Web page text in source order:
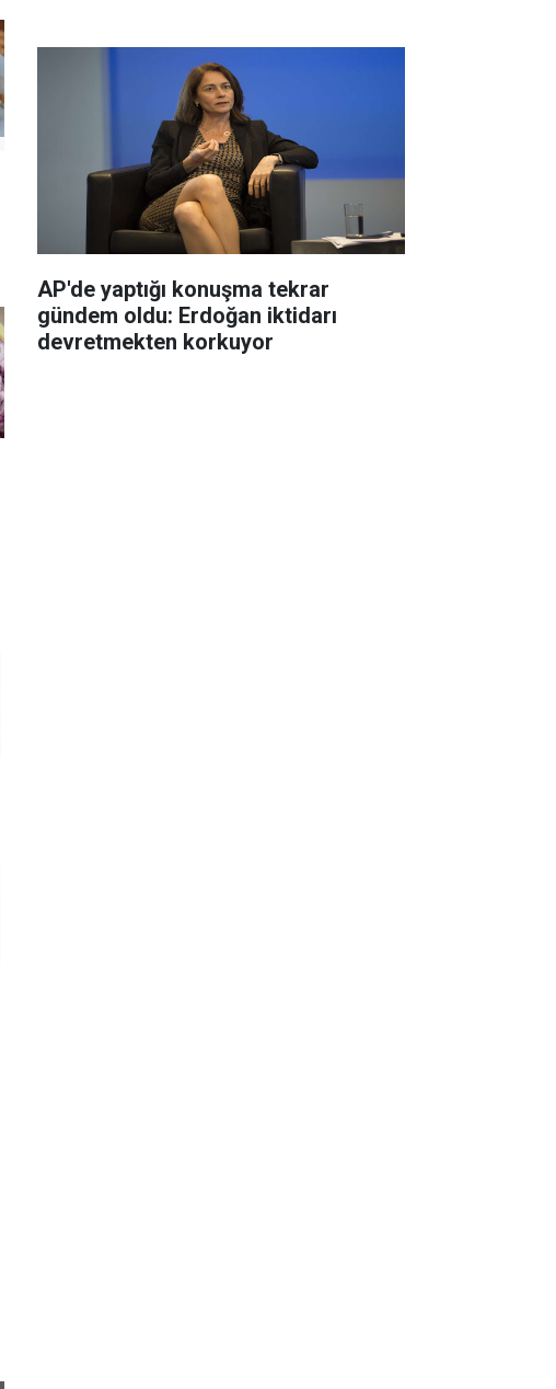
AP'de yaptığı konuşma tekrar
gündem oldu: Erdoğan iktidarı
devretmekten korkuyor